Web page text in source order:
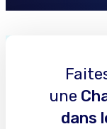
une
dans